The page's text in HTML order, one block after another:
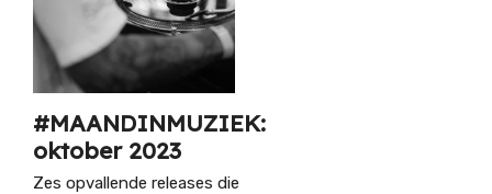
#MAANDINMUZIEK:
oktober 2023
Zes opvallende releases die